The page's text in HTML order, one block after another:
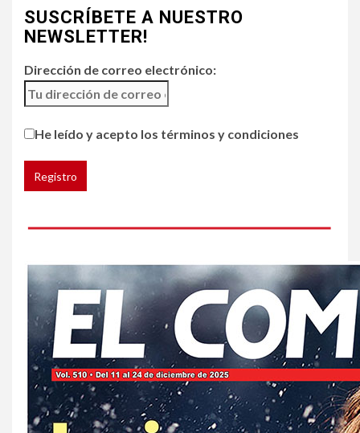
HOGAR Y SALUD
Generación Z ignora riesgo
5
Gas radón exige atención de
SUSCRÍBETE A NUESTRO
NEWSLETTER!
Dirección de correo electrónico:
He leído y acepto los términos y condiciones